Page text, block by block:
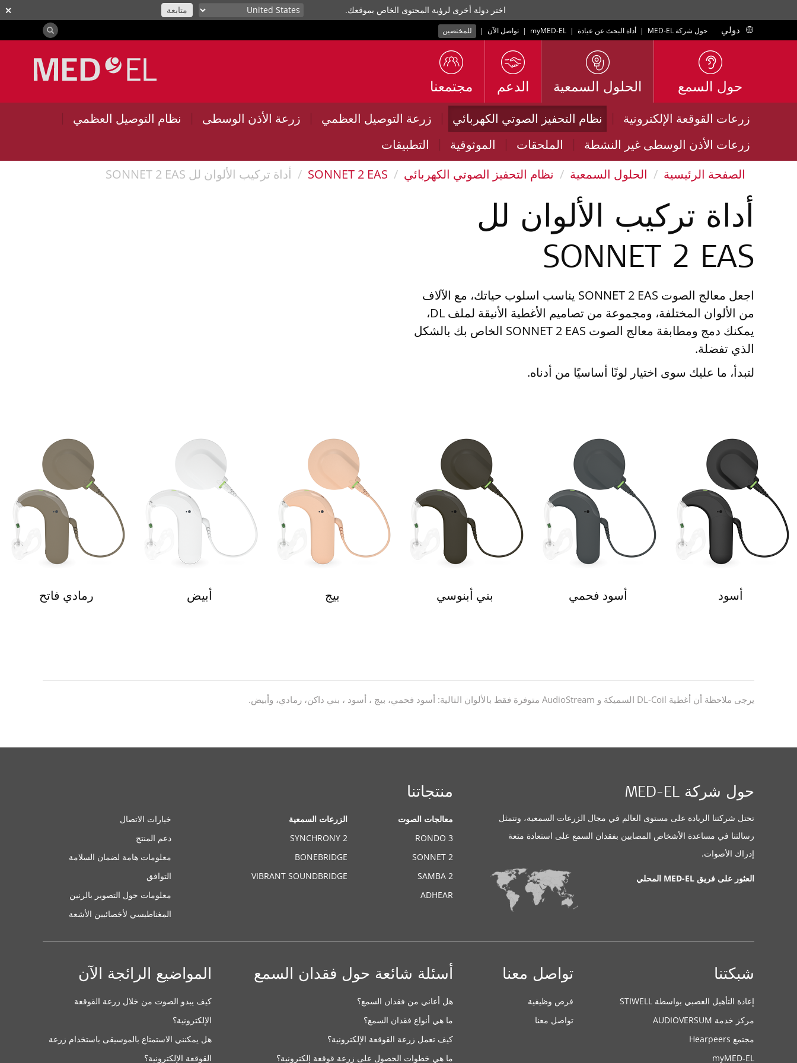
✕ اختر دولة أخرى لرؤية المحتوى الخاص بموقعك. متابعة
دولي حول شركة MED-EL | أداة البحث عن عيادة |
myMED‑EL
| تواصل الآن | للمختصين
حول السمع الحلول السمعية الدعم مجتمعنا
زرعات القوقعة الإلكترونية | نظام التحفيز الصوتي الكهربائي | زرعة التوصيل العظمي | زرعة الأذن الوسطى | نظام التوصيل العظمي
|
زرعات الأذن الوسطى غير النشطة
| الملحقات | الموثوقية |
التطبيقات
الصفحة الرئيسية
الحلول السمعية نظام التحفيز الصوتي الكهربائي SONNET 2 EAS أداة تركيب الألوان لل SONNET 2 EAS
أداة تركيب الألوان لل
SONNET 2 EAS
اجعل معالج الصوت SONNET 2 EAS يناسب اسلوب حياتك، مع الآلاف
من الألوان المختلفة، ومجموعة من تصاميم الأغطية الأنيقة لملف DL،
يمكنك دمج ومطابقة معالج الصوت SONNET 2 EAS الخاص بك بالشكل
الذي تفضلة.
لتبدأ، ما عليك سوى اختيار لونًا أساسيًا من أدناه.
أسود أسود فحمي بني أبنوسي بيج أبيض رمادي فاتح
يرجى ملاحظة أن أغطية DL-Coil السميكة و AudioStream متوفرة فقط بالألوان التالية: أسود فحمي، بيج ، أسود ، بني داكن، رمادي، وأبيض.
حول شركة MED-EL
تحتل شركتنا الريادة على مستوى العالم في مجال الزرعات السمعية، وتتمثل
رسالتنا في مساعدة الأشخاص المصابين بفقدان السمع على استعادة متعة
إدراك الأصوات.
العثور على فريق MED-EL المحلي
منتجاتنا
معالجات الصوت
RONDO 3
SONNET 2
SAMBA 2
ADHEAR
الزرعات السمعية
SYNCHRONY 2
BONEBRIDGE
VIBRANT SOUNDBRIDGE
خيارات الاتصال
دعم المنتج
معلومات هامة لضمان السلامة
التوافق
معلومات حول التصوير بالرنين
المغناطيسي لأخصائيين الأشعة
أسئلة شائعة حول فقدان السمع
هل أعاني من فقدان السمع؟
ما هي أنواع فقدان السمع؟
كيف تعمل زرعة القوقعة الإلكترونية؟
ما هي خطوات الحصول على زرعة قوقعة إلكترونية؟
المواضيع الرائجة الآن
كيف يبدو الصوت من خلال زرعة القوقعة
الإلكترونية؟
هل يمكنني الاستمتاع بالموسيقى باستخدام زرعة
القوقعة الإلكترونية؟
شبكتنا
إعادة التأهيل العصبي بواسطة STIWELL
مركز خدمة AUDIOVERSUM
مجتمع Hearpeers
myMED‑EL
تواصل معنا
فرص وظيفية
تواصل معنا